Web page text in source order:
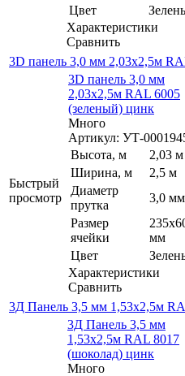
Цвет
Характеристики
Сравнить
3D панель 3,0 мм 2,03х2,5м
Быстрый
просмотр
3D панель 3,0 мм
2,03х2,5м RAL 6005
(зеленый) цинк
Много
Артикул: УТ-
Высота, м
2,03 м
Ширина, м
2,5 м
Диаметр
прутка
3,0 мм
Размер
ячейки
мм
Цвет
Характеристики
Сравнить
3Д Панель 3,5 мм 1,53х2,5м
3Д Панель 3,5 мм
1,53х2,5м RAL 8017
(шоколад) цинк
Много